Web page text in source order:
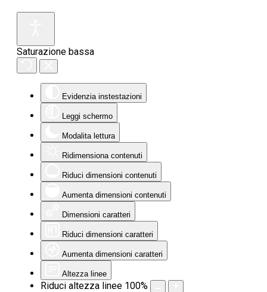
Saturazione bassa
Evidenzia instestazioni
Leggi schermo
Modalita lettura
Ridimensiona contenuti
Riduci dimensioni contenuti
Aumenta dimensioni contenuti
Dimensioni caratteri
Riduci dimensioni caratteri
Aumenta dimensioni caratteri
Altezza linee
Riduci altezza linee 100%